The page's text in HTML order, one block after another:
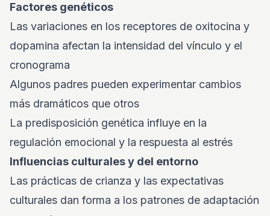
Factores genéticos
Las variaciones en los receptores de oxitocina y
dopamina afectan la intensidad del vínculo y el
cronograma
Algunos padres pueden experimentar cambios
más dramáticos que otros
La predisposición genética influye en la
regulación emocional y la respuesta al estrés
Influencias culturales y del entorno
Las prácticas de crianza y las expectativas
culturales dan forma a los patrones de adaptación